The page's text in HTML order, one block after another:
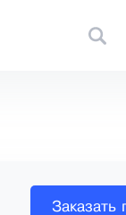
Заказать